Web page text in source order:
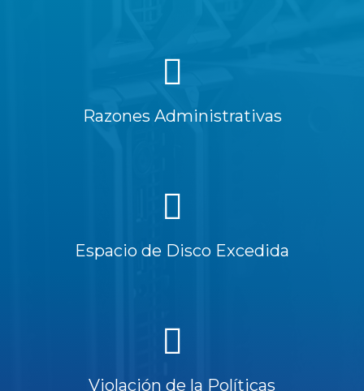
Razones Administrativas
Espacio de Disco Excedida
Violación de la Políticas